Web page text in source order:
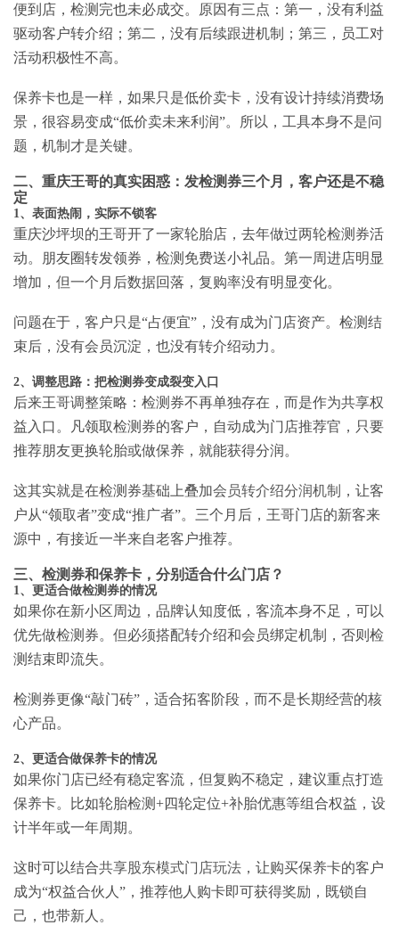
便到店，检测完也未必成交。原因有三点：第一，没有利益
驱动客户转介绍；第二，没有后续跟进机制；第三，员工对
活动积极性不高。
保养卡也是一样，如果只是低价卖卡，没有设计持续消费场
景，很容易变成“低价卖未来利润”。所以，工具本身不是问
题，机制才是关键。
二、重庆王哥的真实困惑：发检测券三个月，客户还是不稳
定
1、表面热闹，实际不锁客
重庆沙坪坝的王哥开了一家轮胎店，去年做过两轮检测券活
动。朋友圈转发领券，检测免费送小礼品。第一周进店明显
增加，但一个月后数据回落，复购率没有明显变化。
问题在于，客户只是“占便宜”，没有成为门店资产。检测结
束后，没有会员沉淀，也没有转介绍动力。
2、调整思路：把检测券变成裂变入口
后来王哥调整策略：检测券不再单独存在，而是作为共享权
益入口。凡领取检测券的客户，自动成为门店推荐官，只要
推荐朋友更换轮胎或做保养，就能获得分润。
这其实就是在检测券基础上叠加会员转介绍分润机制
，让客
户从“领取者”变成“推广者”。三个月后，王哥门店的新客来
源中，有接近一半来自老客户推荐。
三、检测券和保养卡，分别适合什么门店？
1、更适合做检测券的情况
如果你在新小区周边，品牌认知度低，客流本身不足，可以
优先做检测券。但必须搭配转介绍和会员绑定机制，否则检
测结束即流失。
检测券更像“敲门砖”，适合拓客阶段，而不是长期经营的核
心产品。
2、更适合做保养卡的情况
如果你门店已经有稳定客流，但复购不稳定，建议重点打造
保养卡。比如轮胎检测+四轮定位+补胎优惠等组合权益，设
计半年或一年周期。
这时可以结合共享股东模式门店玩法 ，让购买保养卡的客户
成为“权益合伙人”，推荐他人购卡即可获得奖励，既锁自
己，也带新人。